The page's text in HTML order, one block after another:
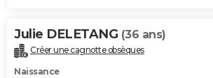
Julie DELETANG (36 ans)
Créer une cagnotte obsèques
Naissance